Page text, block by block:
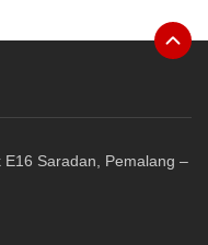
E16 Saradan, Pemalang –